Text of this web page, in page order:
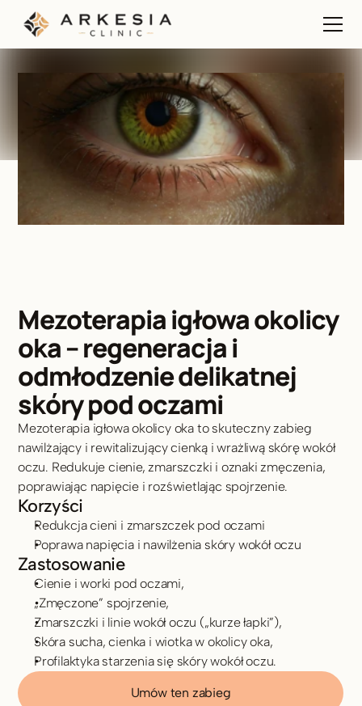
Mezoterapia igłowa okolicy
oka – regeneracja i
odmłodzenie delikatnej
skóry pod oczami
Mezoterapia igłowa okolicy oka to skuteczny zabieg
nawilżający i rewitalizujący cienką i wrażliwą skórę wokół
oczu. Redukuje cienie, zmarszczki i oznaki zmęczenia,
poprawiając napięcie i rozświetlając spojrzenie.
Korzyści
Redukcja cieni i zmarszczek pod oczami
Poprawa napięcia i nawilżenia skóry wokół oczu
Zastosowanie
Cienie i worki pod oczami,
„Zmęczone” spojrzenie,
Zmarszczki i linie wokół oczu („kurze łapki”),
Skóra sucha, cienka i wiotka w okolicy oka,
Profilaktyka starzenia się skóry wokół oczu.
Umów ten zabieg